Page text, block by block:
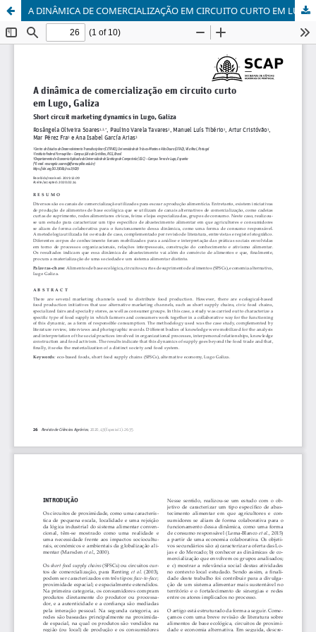
A DINÂMICA DE COMERCIALIZAÇÃO EM CIRCUITO CURTO EM LUGO_GALIZA